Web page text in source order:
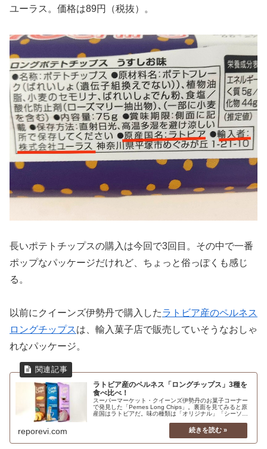
ユーラス。価格は89円（税抜）。
長いポテトチップスの購入は今回で3回目。その中で一番
ポップなパッケージだけれど、ちょっと俗っぽくも感じ
る。
以前にクイーンズ伊勢丹で購入したラトビア産のペルネス
ロングチップスは、輸入菓子店で販売していそうなおしゃ
れなパッケージ。
ラトビア産のペルネス「ロングチップス」3種を
食べ比べ！
スーパーマーケット・クイーンズ伊勢丹のお菓子コーナー
で発見した「Pernes Long Chips」。裏面を見てみると原
産国はラトビアだ。味の種類は「オリジナル」「シーソル
種類あったので、買って食べ比べだ！3種類の中でどれが
一番美味しいのか、ランキング発表するぞ。なんと全部で
reporevi.com